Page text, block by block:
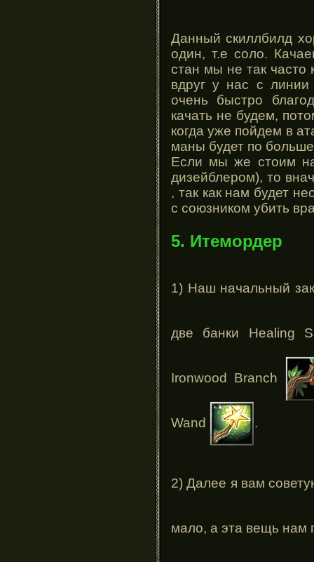
Данный скиллбилд
один, т.е соло.
стан мы не так часто
вдруг у нас с
очень быстро
качать не будем,
когда уже пойдем в
маны будет по
Если мы же стоим
дизейблером), то
, так как нам будет
с союзником убить
5. Итемордер
1) Наш начальный
две банки Healing
Ironwood Branch
Wand .
2) Далее я вам
мало, а эта вещь нам